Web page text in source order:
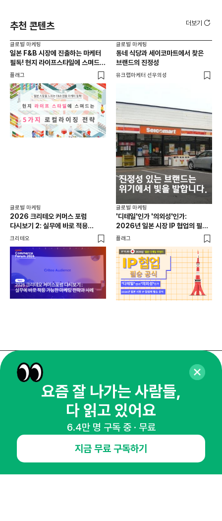
추천 콘텐츠 더보기
글로벌 마케팅
일본 F&B 시장에 진출하는 마케터
필독! 현지 라이프스타일에 스며드는
5가지 로컬라이징 전략
플래그
글로벌 마케팅
동네 식당과 세이코마트에서 찾은
브랜드의 진정성
유크랩마케터 선우의성
글로벌 마케팅
2026 크리테오 커머스 포럼
다시보기 2: 실무에 바로 적용
가능한 마케팅 전략과 사례
크리테오
글로벌 마케팅
'디테일'인가 '의외성'인가:
2026년 일본 시장 IP 협업의 필승
공식
플래그
매주 화요일 아침,
마케팅 감각을 깨워 드릴게요!
65,043명의 마케터를 성장시키는 뉴스레터
NHN AD
요즘 잘 나가는 사람들,
다 읽고 있어요
6.4만 명 구독 중 · 무료
지금 무료 구독하기